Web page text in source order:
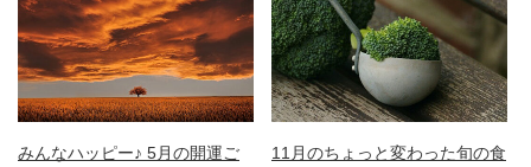
みんなハッピー♪ 5月の開運ご
11月のちょっと変わった旬の食